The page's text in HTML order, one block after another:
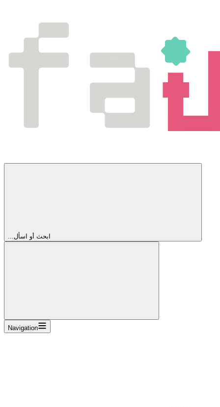
...ابحث أو اسأل
Navigation